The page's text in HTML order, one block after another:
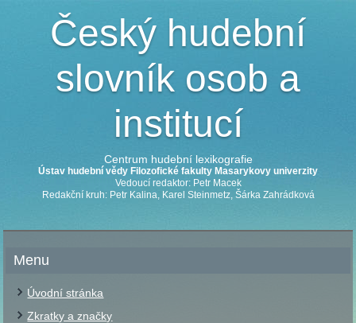
Český hudební
slovník osob a
institucí
Centrum hudební lexikografie
Ústav hudební vědy Filozofické fakulty Masarykovy univerzity
Vedoucí redaktor: Petr Macek
Redakční kruh: Petr Kalina, Karel Steinmetz, Šárka Zahrádková
Menu
Úvodní stránka
Zkratky a značky